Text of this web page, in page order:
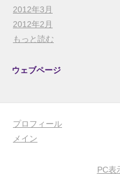
2012年3月
2012年2月
もっと読む
ウェブページ
プロフィール
メイン
PC表